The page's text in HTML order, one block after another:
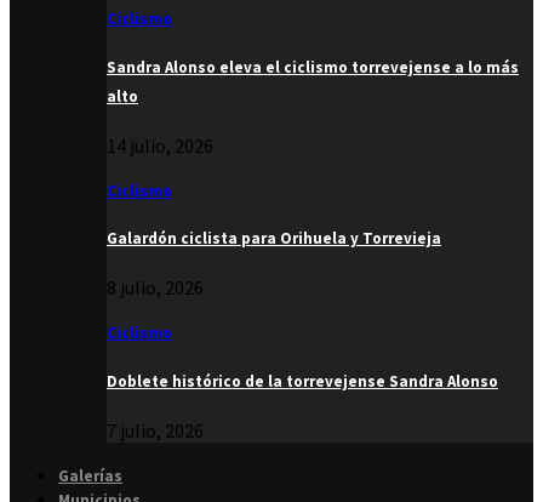
Ciclismo
Sandra Alonso eleva el ciclismo torrevejense a lo más
alto
14 julio, 2026
Ciclismo
Galardón ciclista para Orihuela y Torrevieja
8 julio, 2026
Ciclismo
Doblete histórico de la torrevejense Sandra Alonso
7 julio, 2026
Galerías